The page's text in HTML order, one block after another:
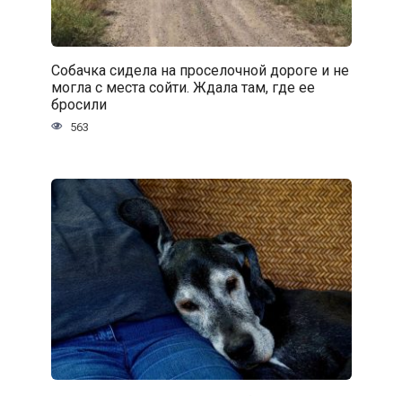
Собачка сидела на проселочной дороге и не
могла с места сойти. Ждала там, где ее
бросили
563